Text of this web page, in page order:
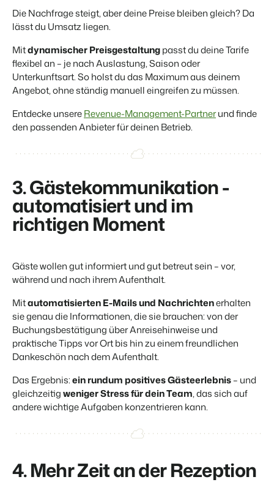
BEX Übersicht
Plattform.
Für Ferienparks
Entdecke die Vorteile von Booking Experts für Ferienparks.
App Store
Mach die Plattform zu deiner eigenen mithilfe der
Anbindung zu anderen Systemen.
FRÜBUCHERSAISON
Praktische Tipps für die wichtigsten
Buchungswochen des Jahres.
Zum Blog
DIGITALER ZUGANG
Paal mit EasySecure
Kundenstory lesen
Die Nachfrage steigt, aber deine Preise bleiben gleich? Da
lässt du Umsatz liegen.
Mitdynamischer Preisgestaltungpasst du deine Tarife
flexibel an – je nach Auslastung, Saison oder
Unterkunftsart. So holst du das Maximum aus deinem
Angebot, ohne ständig manuell eingreifen zu müssen.
Entdecke unsereRevenue-Management-Partnerund finde
den passenden Anbieter für deinen Betrieb.
3. Gästekommunikation -
automatisiert und im
richtigen Moment
Gäste wollengut informiert und gut betreutsein – vor,
während und nach ihrem Aufenthalt.
Mitautomatisierten E-Mails und Nachrichtenerhalten
siegenau die Informationen, die sie brauchen:von der
Buchungsbestätigung über Anreisehinweise und
praktische Tipps vor Ort bis hin zu einem freundlichen
Dankeschön nach dem Aufenthalt.
Das Ergebnis:ein rundum positives Gästeerlebnis– und
gleichzeitigweniger Stress für dein Team, das sich auf
andere wichtige Aufgaben konzentrieren kann.
4. Mehr Zeit an der Rezeption